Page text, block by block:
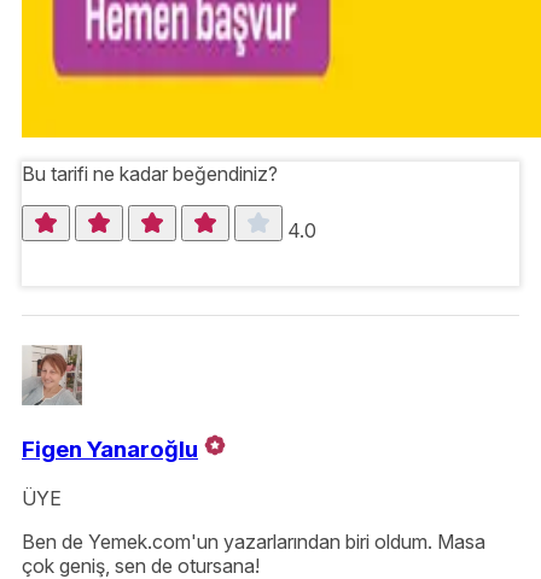
Bu tarifi ne kadar beğendiniz?
4.0
Figen Yanaroğlu
ÜYE
Ben de Yemek.com'un yazarlarından biri oldum. Masa
çok geniş, sen de otursana!